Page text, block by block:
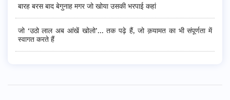
बारह बरस बाद बेगुनाह मगर जो खोया उसकी भरपाई कहां
जो ‘उठो लाल अब आंखें खोलो’... तक पढ़े हैं, जो क़यामत का भी संपूर्णता में
स्वागत करते हैं